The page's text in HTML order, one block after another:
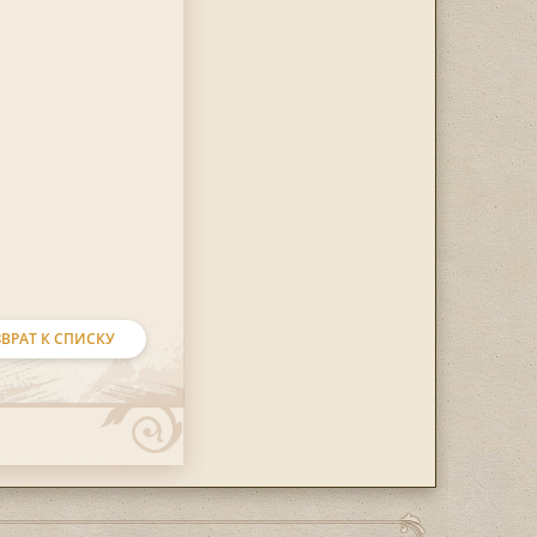
К СПИСКУ